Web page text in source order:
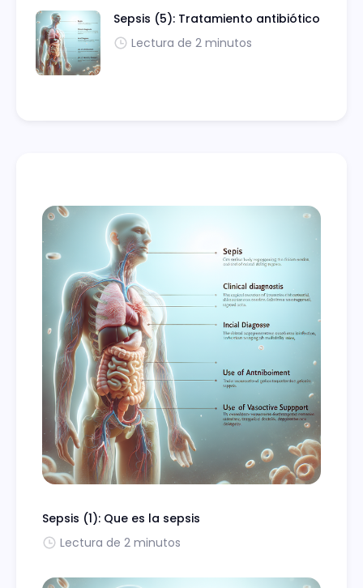
Sepsis (5): Tratamiento antibiótico
Lectura de 2 minutos
Sepsis (1): Que es la sepsis
Lectura de 2 minutos